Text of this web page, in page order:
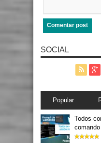
SOCIAL
Popular
Todos